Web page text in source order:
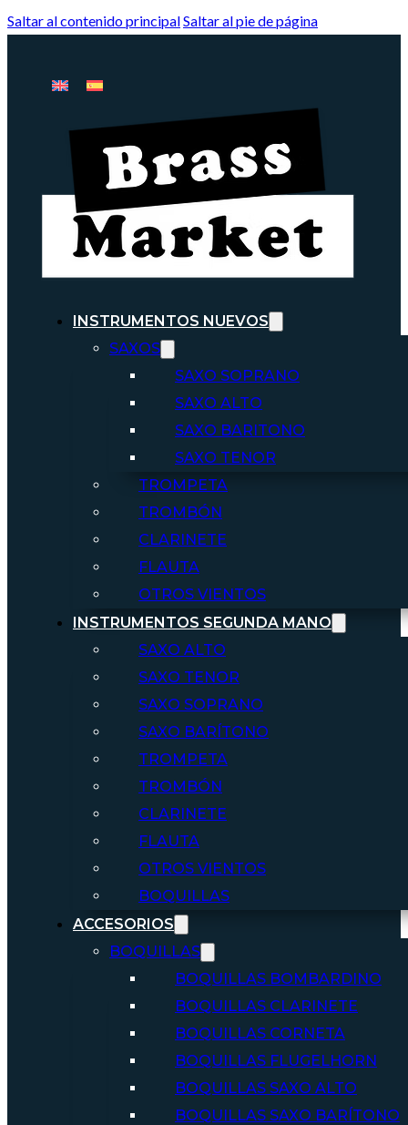
Saltar al contenido principalSaltar al pie de página
INSTRUMENTOS NUEVOS
SAXOS
SAXO SOPRANO
SAXO ALTO
SAXO BARITONO
SAXO TENOR
TROMPETA
TROMBÓN
CLARINETE
FLAUTA
OTROS VIENTOS
INSTRUMENTOS SEGUNDA MANO
SAXO ALTO
SAXO TENOR
SAXO SOPRANO
SAXO BARÍTONO
TROMPETA
TROMBÓN
CLARINETE
FLAUTA
OTROS VIENTOS
BOQUILLAS
ACCESORIOS
BOQUILLAS
BOQUILLAS BOMBARDINO
BOQUILLAS CLARINETE
BOQUILLAS CORNETA
BOQUILLAS FLUGELHORN
BOQUILLAS SAXO ALTO
BOQUILLAS SAXO BARÍTONO